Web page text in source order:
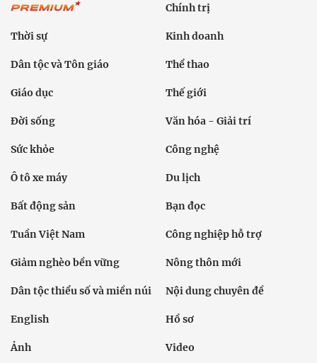
Chính trị
Thời sự Kinh doanh
Dân tộc và Tôn giáo Thể thao
Giáo dục Thế giới
Đời sống Văn hóa - Giải trí
Sức khỏe Công nghệ
Ô tô xe máy Du lịch
Bất động sản Bạn đọc
Tuần Việt Nam Công nghiệp hỗ trợ
Giảm nghèo bền vững Nông thôn mới
Dân tộc thiểu số và miền núi Nội dung chuyên đề
English Hồ sơ
Ảnh Video